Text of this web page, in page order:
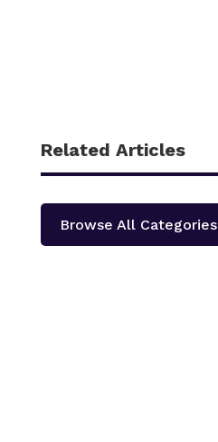
Related Articles
Browse All Categories